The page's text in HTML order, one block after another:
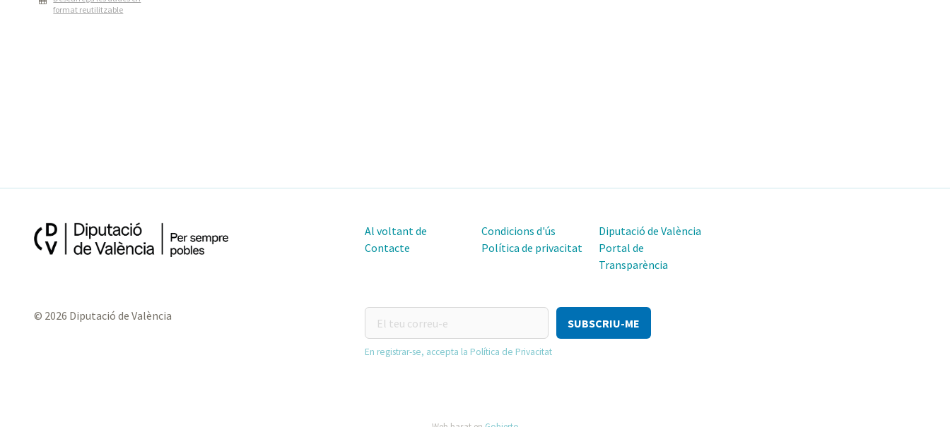
format reutilitzable
Al voltant de
Contacte
Condicions d'ús
Política de privacitat
Diputació de València
Portal de
Transparència
© 2026 Diputació de València
teu
correu-
En registrar-se, accepta la Política de Privacitat